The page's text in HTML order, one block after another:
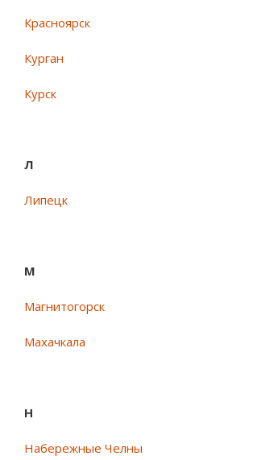
Красноярск
Курган
Курск
Л
Липецк
М
Магнитогорск
Махачкала
Н
Набережные Челны